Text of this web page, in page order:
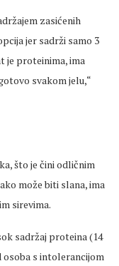
zasićenih
jer sadrži samo 3
je proteinima, ima
svakom jelu,“
što je čini odličnim
može biti slana, ima
sirevima.
sadržaj proteina (14
osoba s intolerancijom